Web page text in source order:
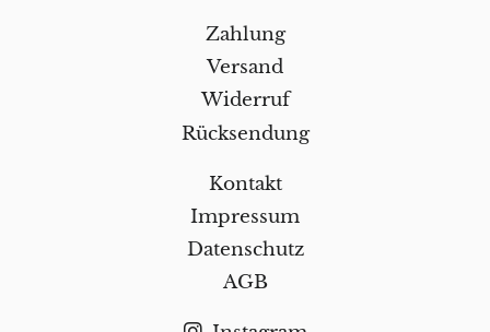
Zahlung
Versand
Widerruf
Rücksendung
Kontakt
Impressum
Datenschutz
AGB